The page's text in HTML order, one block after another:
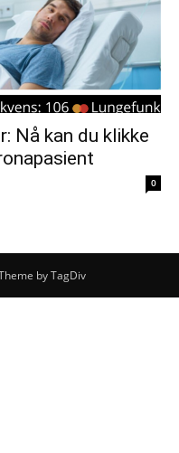
Nå kan du klikke
0
by TagDiv